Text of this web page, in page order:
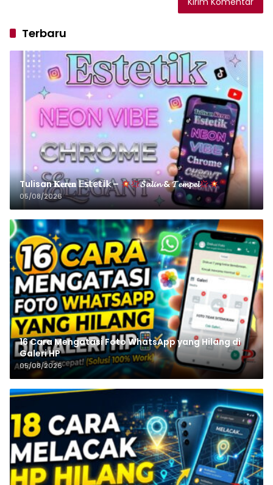
Terbaru
Tulisan 𝐊𝐞𝐫𝐞𝐧 𝔼𝕤𝕥𝕖𝕥𝕚𝕜 – 𝓢𝓪𝓵𝓲𝓷 & 𝓣𝓮𝓶𝓹𝓮𝓵
05/08/2026
16 Cara Mengatasi Foto WhatsApp yang Hilang di
Galeri HP
05/08/2026